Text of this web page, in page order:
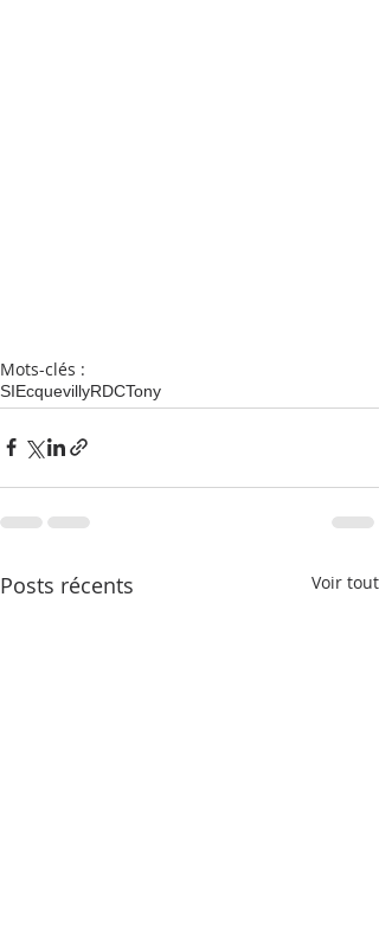
Mots-clés :
SIEcquevillyRDCTony
Posts récents Voir tout